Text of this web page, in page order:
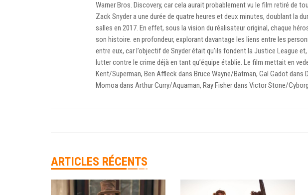
Warner Bros. Discovery, car cela aurait probablement vu le film retiré de
Zack Snyder a une durée de quatre heures et deux minutes, doublant la
salles en 2017. En effet, sous la vision du réalisateur original, chaque
son histoire. en profondeur, explorant davantage les liens entre les
entre eux, car l’objectif de Snyder était qu’ils fondent la Justice League
lutter contre le crime déjà en tant qu’équipe établie. Le film mettait en
Kent/Superman, Ben Affleck dans Bruce Wayne/Batman, Gal Gadot dans
Momoa dans Arthur Curry/Aquaman, Ray Fisher dans Victor Stone/
ARTICLES RÉCENTS